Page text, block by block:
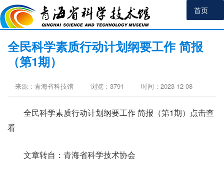
首页
全民科学素质行动计划纲要工作 简报
（第1期）
来源：青海省科技馆 浏览： 3791 时间：2023-12-08
全民科学素质行动计划纲要工作 简报（第1期）点击查
看
文章转自：青海省科学技术协会